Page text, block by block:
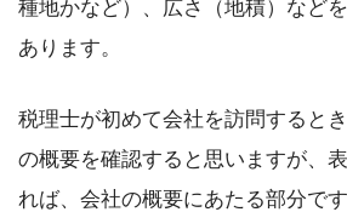
種地かなど）、広さ（地積）など
あります。
税理士が初めて会社を訪問すると
の概要を確認すると思いますが、
れば、会社の概要にあたる部分です